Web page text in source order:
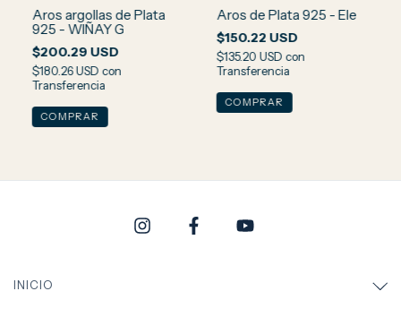
Aros argollas de Plata
925 - WIÑAY G
$200.29 USD
$180.26 USD con
Transferencia
Aros de Plata 925 - Ele
$150.22 USD
$135.20 USD con
Transferencia
INICIO